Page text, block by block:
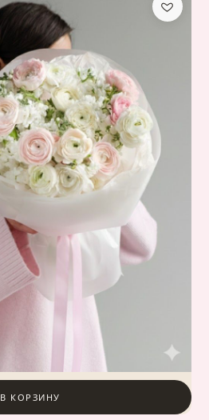
В КОРЗИНУ